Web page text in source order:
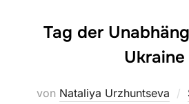
Tag der
Ukraine
von Nataliya Urzhuntseva